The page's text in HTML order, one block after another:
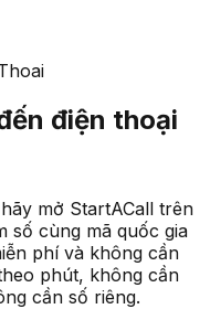
điện thoại
mở StartACall trên
số cùng mã quốc gia
phí và không cần
phút, không cần
cần số riêng.